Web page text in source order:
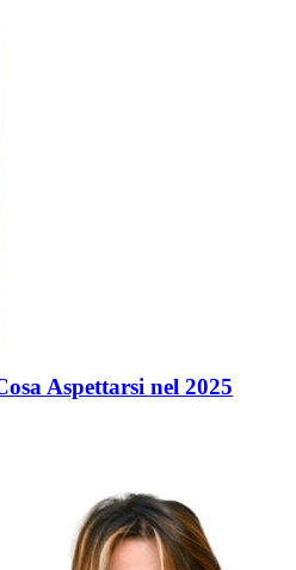
Aspettarsi nel 2025